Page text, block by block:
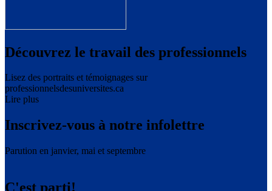
Découvrez le travail des professionnels
Lisez des portraits et témoignages sur
professionnelsdesuniversites.ca
Lire plus
Inscrivez-vous à notre infolettre
Parution en janvier, mai et septembre
C'est parti!